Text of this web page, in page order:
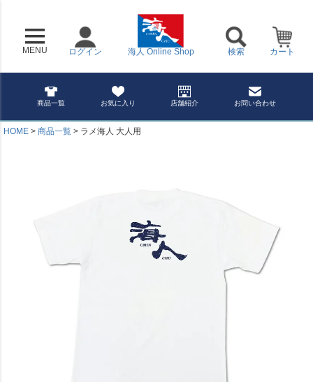
MENU 海人 Online Shop
ログイン 検索 カート
商品一覧 お気に入り 店舗紹介 お問い合わせ
HOME 商品一覧 ラメ海人 大人用